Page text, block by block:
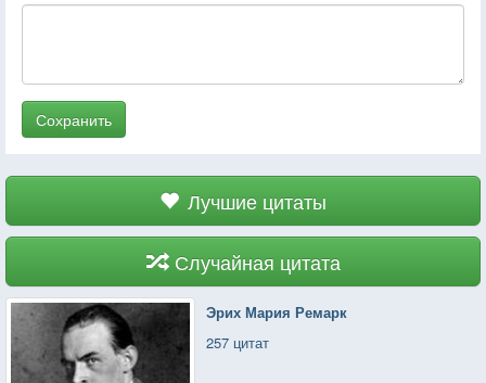
Сохранить
Лучшие цитаты
Случайная цитата
Эрих Мария Ремарк
257 цитат